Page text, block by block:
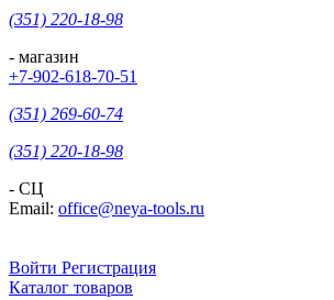
(351) 220-18-98
- магазин
+7-902-618-70-51
(351) 269-60-74
(351) 220-18-98
- СЦ
Email: office@neya-tools.ru
Войти Регистрация
Каталог товаров